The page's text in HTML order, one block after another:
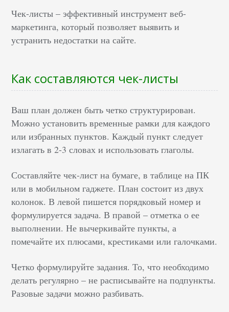
Чек-листы – эффективный инструмент веб-
маркетинга, который позволяет выявить и
устранить недостатки на сайте.
Как составляются чек-листы
Ваш план должен быть четко структурирован.
Можно установить временные рамки для каждого
или избранных пунктов. Каждый пункт следует
излагать в 2-3 словах и использовать глаголы.
Составляйте чек-лист на бумаге, в таблице на ПК
или в мобильном гаджете. План состоит из двух
колонок. В левой пишется порядковый номер и
формулируется задача. В правой – отметка о ее
выполнении. Не вычеркивайте пункты, а
помечайте их плюсами, крестиками или галочками.
Четко формулируйте задания. То, что необходимо
делать регулярно – не расписывайте на подпункты.
Разовые задачи можно разбивать.